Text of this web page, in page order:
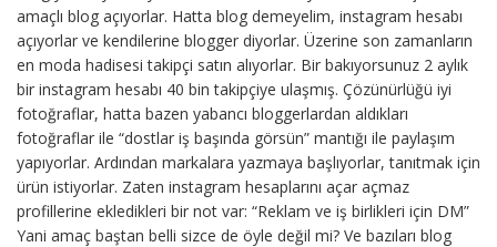
amaçlı blog açıyorlar. Hatta blog demeyelim, instagram hesabı
açıyorlar ve kendilerine blogger diyorlar. Üzerine son zamanların
en moda hadisesi takipçi satın alıyorlar. Bir bakıyorsunuz 2 aylık
bir instagram hesabı 40 bin takipçiye ulaşmış. Çözünürlüğü iyi
fotoğraflar, hatta bazen yabancı bloggerlardan aldıkları
fotoğraflar ile “dostlar iş başında görsün” mantığı ile paylaşım
yapıyorlar. Ardından markalara yazmaya başlıyorlar, tanıtmak için
ürün istiyorlar. Zaten instagram hesaplarını açar açmaz
profillerine ekledikleri bir not var: “Reklam ve iş birlikleri için DM”
Yani amaç baştan belli sizce de öyle değil mi? Ve bazıları blog